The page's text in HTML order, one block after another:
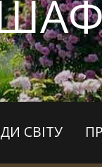
СВІТУ